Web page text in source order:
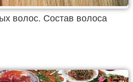
волос. Состав волоса